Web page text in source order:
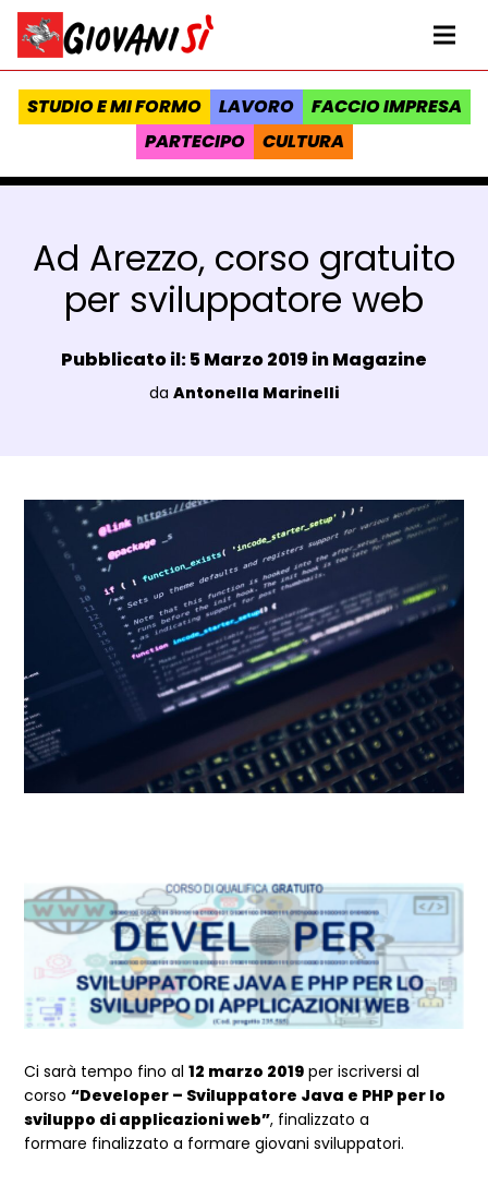
Vai al contenuto
Homepage Giovanisì - Progetto della Regione Toscana
STUDIO E MI FORMO LAVORO
FACCIO IMPRESA
PARTECIPO
CULTURA
Ad Arezzo, corso gratuito
per sviluppatore web
Data e ora:
Pubblicato il: 5 Marzo 2019 inMagazine
Luogo:
da Antonella Marinelli
Dettagli Post Magazine
Ci sarà tempo fino al12 marzo 2019 per iscriversi al
corso“Developer – Sviluppatore Java e PHP per lo
sviluppo di applicazioni web”, finalizzato a
formare finalizzato a formare giovani sviluppatori.